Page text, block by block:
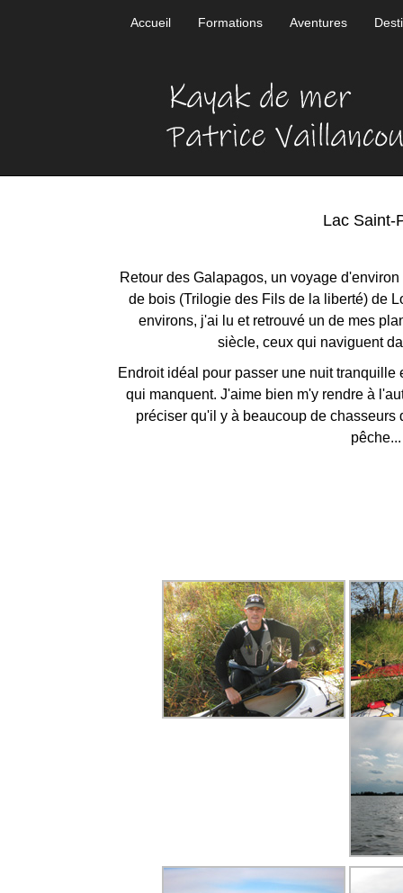
Accueil Formations Aventures
Lac Saint-
Retour des Galapagos, un voyage
de bois (Trilogie des Fils de la liberté) de
environs, j'ai lu et retrouvé un de mes
siècle, ceux qui naviguent
Endroit idéal pour passer une nuit
qui manquent. J'aime bien m'y rendre à
préciser qu'il y à beaucoup de
pêche...